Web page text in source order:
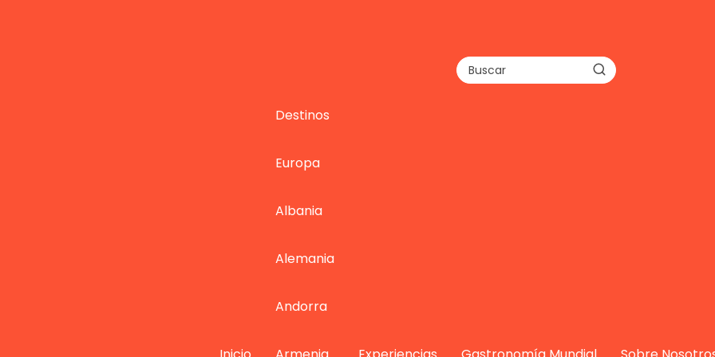
Destinos
Europa
Albania
Alemania
Andorra